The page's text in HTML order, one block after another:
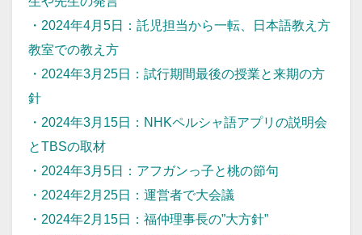
・ 2024年4月5日：託児担当から一転、日本語教え方
教室での教え方
・ 2024年3月25日：試行期間最後の授業と来期の方
針
・ 2024年3月15日：NHKペルシャ語アプリの説明会
とTBSの取材
・ 2024年3月5日：アフガンっ子と桃の節句
・ 2024年2月25日：運営者で大会議
・ 2024年2月15日：福仲理事長の”大方針”